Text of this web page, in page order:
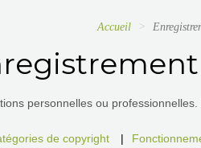
Accueil
personnelles ou
de copyright |